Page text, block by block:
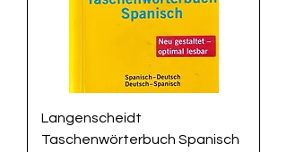
Langenscheidt
Taschenwörterbuch Spanisch